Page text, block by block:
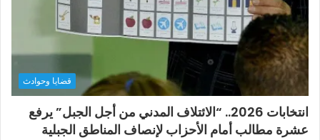
قضايا وحوادث
انتخابات 2026.. “الائتلاف المدني من أجل الجبل” يرفع
عشرة مطالب أمام الأحزاب لإنصاف المناطق الجبلية